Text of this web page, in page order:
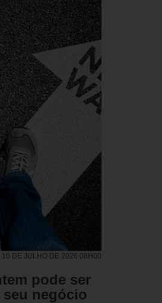
10 DE JULHO DE 2026 08H00
pode ser
negócio